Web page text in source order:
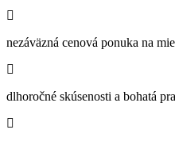
nezáväzná cenová ponuka na
dlhoročné skúsenosti a bohatá